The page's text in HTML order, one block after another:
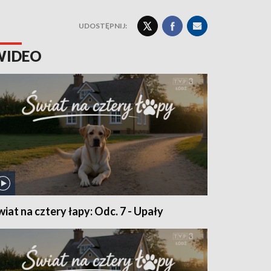
UDOSTĘPNIJ:
na cztery łapy: Odc. 7 - Upały